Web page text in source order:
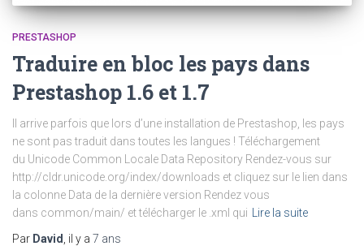
PRESTASHOP
Traduire en bloc les pays dans
Prestashop 1.6 et 1.7
Il arrive parfois que lors d’une installation de Prestashop, les pays
ne sont pas traduit dans toutes les langues ! Téléchargement
du Unicode Common Locale Data Repository Rendez-vous sur
http://cldr.unicode.org/index/downloads et cliquez sur le lien dans
la colonne Data de la dernière version Rendez vous
dans common/main/ et télécharger le .xml qui
Lire la suite
Par David , il y a 7 ans